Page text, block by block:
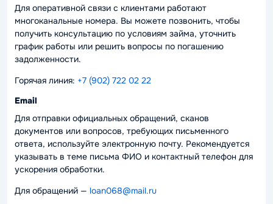
Для оперативной связи с клиентами работают
многоканальные номера. Вы можете позвонить, чтобы
получить консультацию по условиям займа, уточнить
график работы или решить вопросы по погашению
задолженности.
Горячая линия: +7 (902) 722 02 22
Email
Для отправки официальных обращений, сканов
документов или вопросов, требующих письменного
ответа, используйте электронную почту. Рекомендуется
указывать в теме письма ФИО и контактный телефон для
ускорения обработки.
Для обращений — loan068@mail.ru